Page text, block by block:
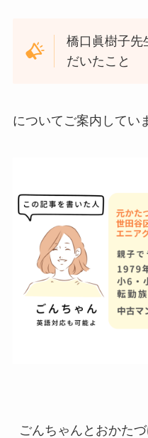
橋口眞樹子先
だいたこと
についてご案内してい
ごんちゃんとおかた